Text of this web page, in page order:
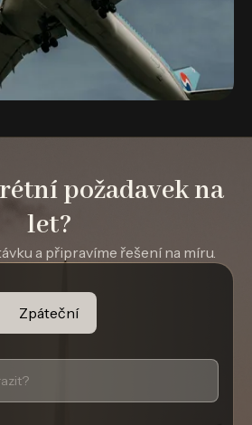
požadavek na
let?
a připravíme řešení na míru.
Zpáteční